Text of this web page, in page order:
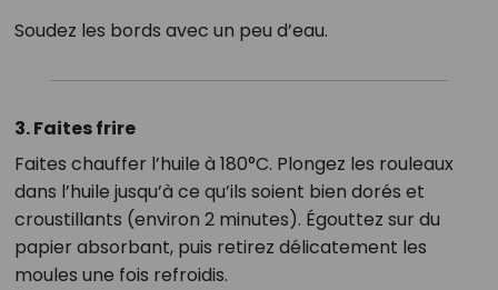
Soudez les bords avec un peu d’eau.
3. Faites frire
Faites chauffer l’huile à 180°C. Plongez les rouleaux
dans l’huile jusqu’à ce qu’ils soient bien dorés et
croustillants (environ 2 minutes). Égouttez sur du
papier absorbant, puis retirez délicatement les
moules une fois refroidis.